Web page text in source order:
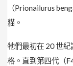
（Prionailurus
貓。
牠們最初在 20 世
格。直到第四代（